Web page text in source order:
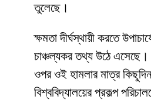
তুলেছে।
​ক্ষমতা দীর্ঘস্থায়ী করতে
চাঞ্চল্যকর তথ্য উঠে এসেছে।
ওপর ওই হামলার মাত্র কিছুদিন
বিশ্ববিদ্যালয়ের প্রকল্প